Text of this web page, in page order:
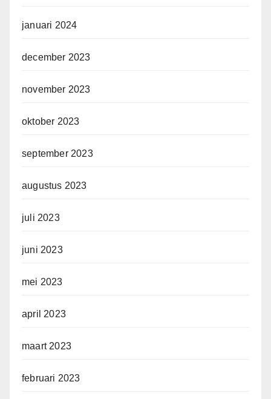
januari 2024
december 2023
november 2023
oktober 2023
september 2023
augustus 2023
juli 2023
juni 2023
mei 2023
april 2023
maart 2023
februari 2023